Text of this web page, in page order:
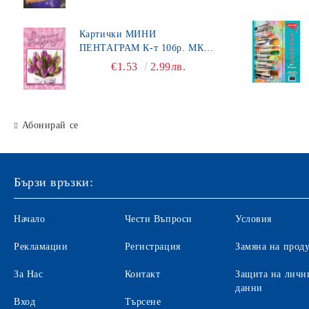
Хоризонтални поставки
Маркиращи клещи
Автоматични печати
Ключодържатели
Лупи
Датник
Вертикални поставки
Картички МИНИ
ПЕНТАГРАМ К-т 10бр. МК
€1.53 2.99лв.
Абонирай се
Бързи връзки:
Начало
Рекламации
За Нас
Вход
Чести Въпроси
Регистрация
Контакт
Търсене
Условия
Замяна на
Защита на
данни